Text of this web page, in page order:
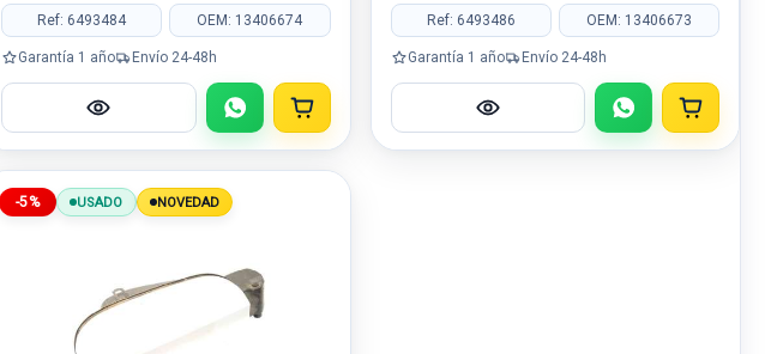
Ref: 6493484 OEM: 13406674
Garantía 1 año Envío 24-48h
Ref: 6493486 OEM: 13406673
Garantía 1 año Envío 24-48h
-5% USADO NOVEDAD